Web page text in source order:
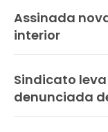
Assinada
interior
Sindicato leva
denunciada